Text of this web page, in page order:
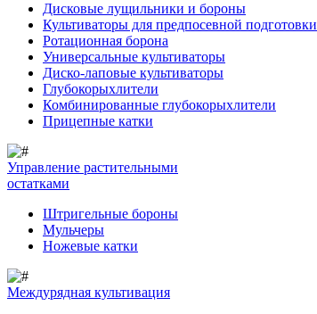
Дисковые лущильники и бороны
Культиваторы для предпосевной подготовки
Ротационная борона
Универсальные культиваторы
Диско-лаповые культиваторы
Глубокорыхлители
Комбинированные глубокорыхлители
Прицепные катки
Управление растительными
остатками
Штригельные бороны
Мульчеры
Ножевые катки
Междурядная культивация